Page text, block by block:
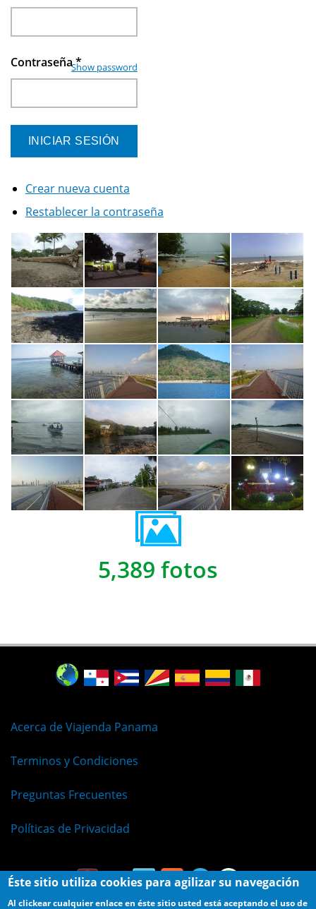
Contraseña*
Show password
Crear nueva cuenta
Restablecer la contraseña
5,389 fotos
Acerca de Viajenda Panama
Terminos y Condiciones
Preguntas Frecuentes
Políticas de Privacidad
Éste sitio utiliza cookies para agilizar su navegación
Al clickear cualquier enlace en éste sitio usted está aceptando el uso de